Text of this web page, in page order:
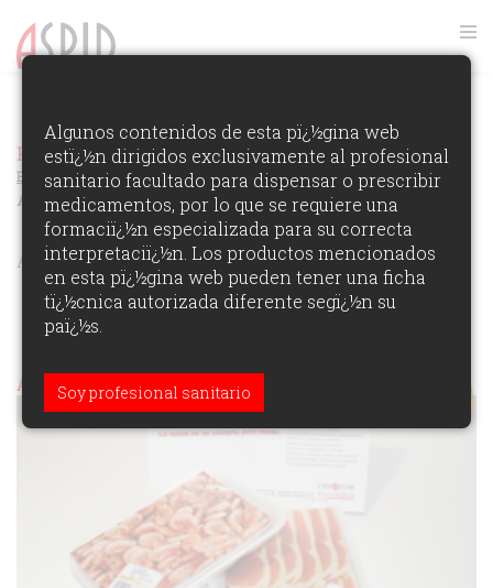
VER RANKING
Premios Aspid Espaï¿½a 2007Ver los Ganadores de la
Ediciï¿½n
AUTOPUBLICIDAD DE AGENCIA
ÁREAS DE PARTICIPACIï¿½N:
Aspid de Oro (autopublicidad)
Algunos contenidos de esta pï¿½gina web
estï¿½n dirigidos exclusivamente al profesional
sanitario facultado para dispensar o prescribir
medicamentos, por lo que se requiere una
formaciï¿½n especializada para su correcta
interpretaciï¿½n. Los productos mencionados
en esta pï¿½gina web pueden tener una ficha
tï¿½cnica autorizada diferente segï¿½n su
paï¿½s.
Soy profesional sanitario